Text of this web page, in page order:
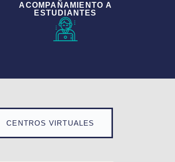
ACOMPAÑAMIENTO A
ESTUDIANTES
CENTROS VIRTUALES